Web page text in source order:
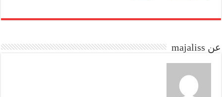
bo
to
n
ail
re
عن majaliss